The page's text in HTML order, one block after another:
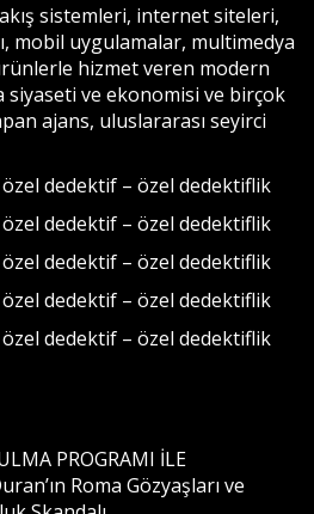
sistemleri, internet siteleri,
mobil uygulamalar, multimedya
hizmet veren modern
siyaseti ve ekonomisi ve birçok
ajans, uluslararası seyirci
özel dedektif – özel dedektiflik
özel dedektif – özel dedektiflik
özel dedektif – özel dedektiflik
özel dedektif – özel dedektiflik
özel dedektif – özel dedektiflik
PROGRAMI İLE
Roma Gözyaşları ve